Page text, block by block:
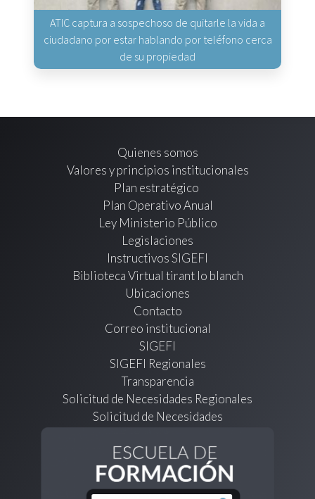
ATIC captura a sospechoso de quitarle la vida a
ciudadano por estar hablando por teléfono cerca
de su propiedad
Quienes somos
Valores y principios institucionales
Plan estratégico
Plan Operativo Anual
Ley Ministerio Público
Legislaciones
Instructivos SIGEFI
Biblioteca Virtual tirant lo blanch
Ubicaciones
Contacto
Correo institucional
SIGEFI
SIGEFI Regionales
Transparencia
Solicitud de Necesidades Regionales
Solicitud de Necesidades